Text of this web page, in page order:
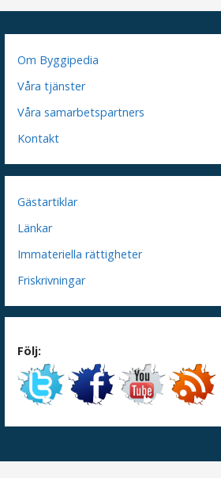
Om Byggipedia
Våra tjänster
Våra samarbetspartners
Kontakt
Gästartiklar
Länkar
Immateriella rättigheter
Friskrivningar
Följ: